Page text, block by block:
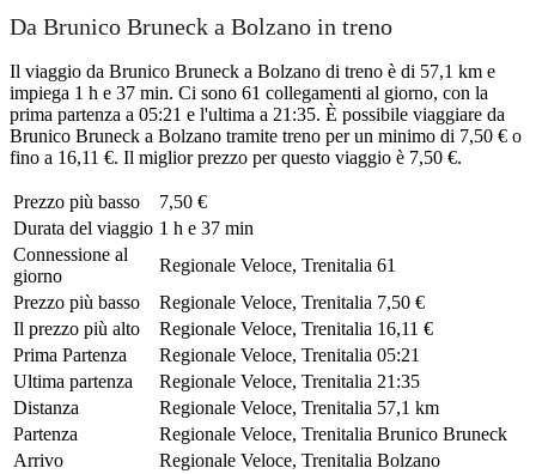
Da Brunico Bruneck a Bolzano in treno
Il viaggio da Brunico Bruneck a Bolzano di treno è di 57,1 km e
impiega 1 h e 37 min. Ci sono 61 collegamenti al giorno, con la
prima partenza a 05:21 e l'ultima a 21:35. È possibile viaggiare da
Brunico Bruneck a Bolzano tramite treno per un minimo di 7,50 € o
fino a 16,11 €. Il miglior prezzo per questo viaggio è 7,50 €.
Prezzo più basso
7,50 €
Durata del viaggio 1 h e 37 min
Connessione al
giorno
Regionale Veloce, Trenitalia 61
Prezzo più basso
Regionale Veloce, Trenitalia 7,50 €
Il prezzo più alto
Regionale Veloce, Trenitalia 16,11 €
Prima Partenza
Regionale Veloce, Trenitalia 05:21
Ultima partenza
Regionale Veloce, Trenitalia 21:35
Distanza
Regionale Veloce, Trenitalia 57,1 km
Partenza
Regionale Veloce, Trenitalia Brunico Bruneck
Arrivo
Regionale Veloce, Trenitalia Bolzano